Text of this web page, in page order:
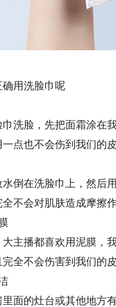
确用洗脸巾呢
洗脸，先把面霜涂在
点也不会伤到我们的
倒在洗脸巾上，然后
不会对肌肤造成摩擦作
主播都喜欢用泥膜，
全不会伤害到我们的皮
里面的灶台或其他地方